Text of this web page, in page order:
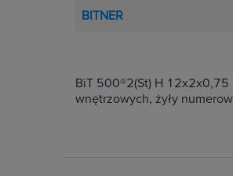
BITNER
BiT 500®2(St) H 12x2x0,75
wnętrzowych, żyły